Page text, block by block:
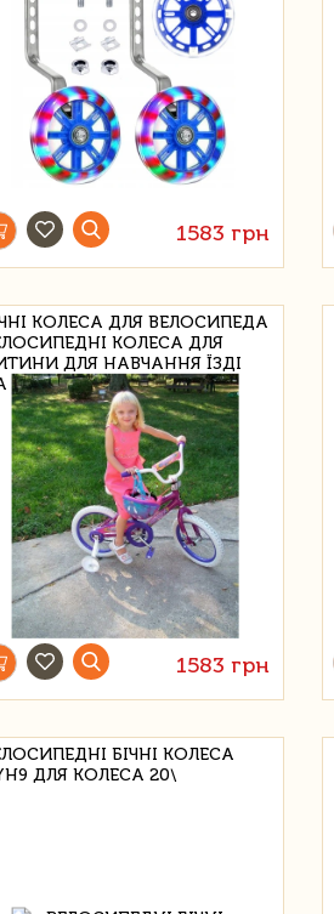
1583 грн
КОЛЕСА ДЛЯ ВЕЛОСИПЕДА
КОЛЕСА ДЛЯ
ДЛЯ НАВЧАННЯ ЇЗДІ
КОЛЕСО 20\
1583 грн
БІЧНІ КОЛЕСА
ДЛЯ КОЛЕСА 20\